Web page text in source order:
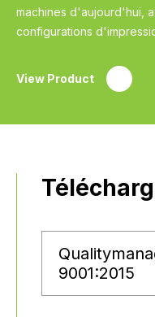
machines d'aujourd'hui,
configurations
View Product
9001:2015